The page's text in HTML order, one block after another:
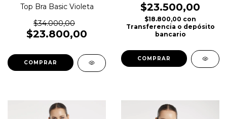
Top Bra Basic Violeta
$34.000,00
$23.800,00
COMPRAR
$23.500,00
$18.800,00 con
Transferencia o depósito
bancario
COMPRAR